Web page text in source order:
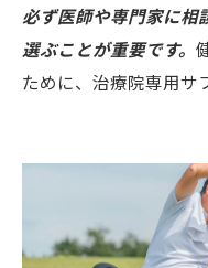
必ず医師や専門家に相
選ぶことが重要です。
ために、治療院専用サ